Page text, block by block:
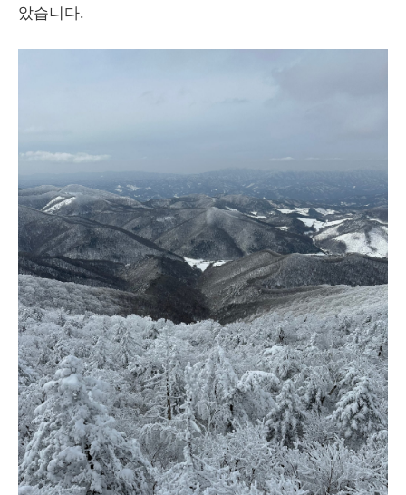
았습니다.